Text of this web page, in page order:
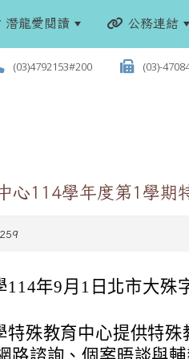
潛龍愛閱讀 公務連結
(03)4792153#200 (03)-
心114學年度第1學期
114年9月1日北市大殊
特殊教育中心提供特